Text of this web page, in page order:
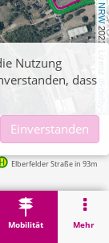
2021, Lizenz
dl-de/by-2-0
Mobilität Mehr
Elberfelder Straße in 93m
Nutzung
dass
Einverstanden